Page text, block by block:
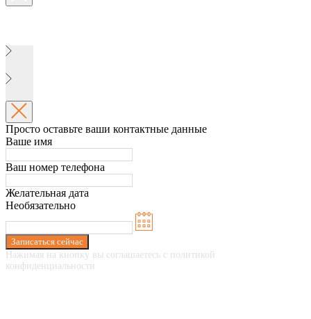
Просто оставьте ваши контактные данные
Ваше имя
Ваш номер телефона
Желательная дата
Необязательно
Записаться сейчас
Нажимая на кнопку вы соглашаетесь с политикой
конфиденциальности